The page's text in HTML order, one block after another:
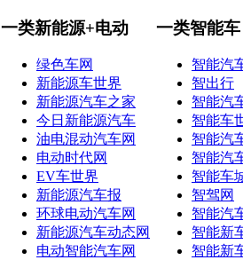
一类新能源+电动
绿色车网
新能源车世界
新能源汽车之家
今日新能源汽车
油电混动汽车网
电动时代网
EV车世界
新能源汽车报
环球电动汽车网
新能源汽车动态网
电动智能汽车网
一类智能车
智能汽
智出行
智能汽
智能车
智能汽
智能汽
智能车
智驾网
智能汽
智能新
智能新